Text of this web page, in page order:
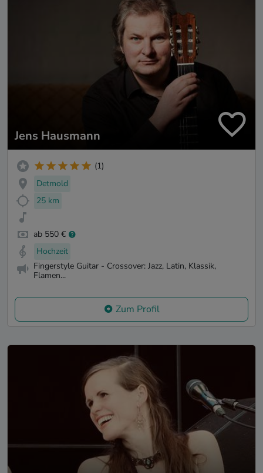
Jens Hausmann
(1)
Detmold
25 km
ab 550 €
Hochzeit
Fingerstyle Guitar - Crossover: Jazz, Latin, Klassik,
Flamen...
Zum Profil